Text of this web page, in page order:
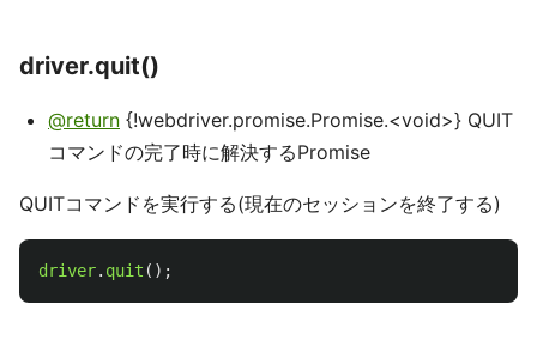
driver.quit()
@return {!webdriver.promise.Promise.<void>} QUIT
コマンドの完了時に解決するPromise
QUITコマンドを実行する(現在のセッションを終了する)
driver. quit ();